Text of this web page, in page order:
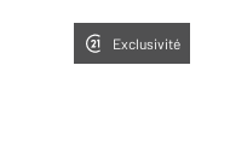
Exclusivité